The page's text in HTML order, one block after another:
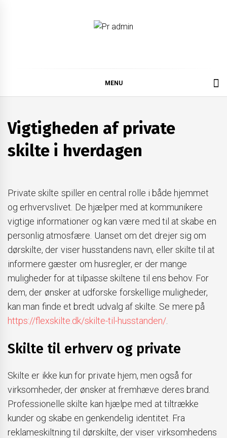
MENU
Vigtigheden af private
skilte i hverdagen
Private skilte spiller en central rolle i både hjemmet
og erhvervslivet. De hjælper med at kommunikere
vigtige informationer og kan være med til at skabe en
personlig atmosfære. Uanset om det drejer sig om
dørskilte, der viser husstandens navn, eller skilte til at
informere gæster om husregler, er der mange
muligheder for at tilpasse skiltene til ens behov. For
dem, der ønsker at udforske forskellige muligheder,
kan man finde et bredt udvalg af skilte. Se mere på
https://flexskilte.dk/skilte-til-husstanden/
Skilte til erhverv og private
Skilte er ikke kun for private hjem, men også for
virksomheder, der ønsker at fremhæve deres brand.
Professionelle skilte kan hjælpe med at tiltrække
kunder og skabe en genkendelig identitet. Fra
reklameskiltning til dørskilte, der viser virksomhedens